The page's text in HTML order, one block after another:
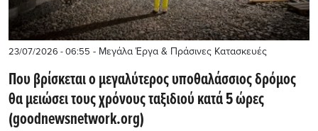
23/07/2026 - 06:55 - Μεγάλα Έργα & Πράσινες Κατασκευές
Που βρίσκεται ο μεγαλύτερος υποθαλάσσιος δρόμος
θα μειώσει τους χρόνους ταξιδιού κατά 5 ώρες
(goodnewsnetwork.org)